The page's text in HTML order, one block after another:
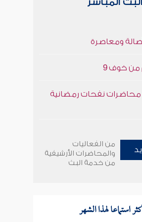
من خوف 9
من الفعاليات
والمحاضرات الأرشيفية
من خدمة البث
استماعا لهذا الشهر